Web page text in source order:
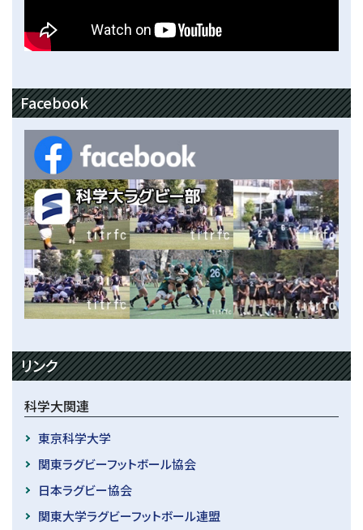
Facebook
リンク
科学大関連
東京科学大学
関東ラグビーフットボール協会
日本ラグビー協会
関東大学ラグビーフットボール連盟